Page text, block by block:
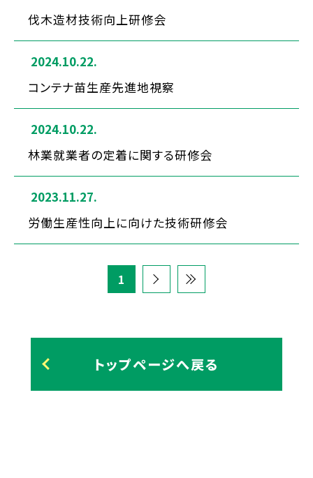
伐木造材技術向上研修会
2024.10.22.
コンテナ苗生産先進地視察
2024.10.22.
林業就業者の定着に関する研修会
2023.11.27.
労働生産性向上に向けた技術研修会
1
トップページへ戻る